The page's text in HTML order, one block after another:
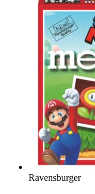
Ravensburger